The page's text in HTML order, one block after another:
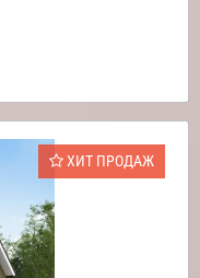
ХИТ ПРОДАЖ